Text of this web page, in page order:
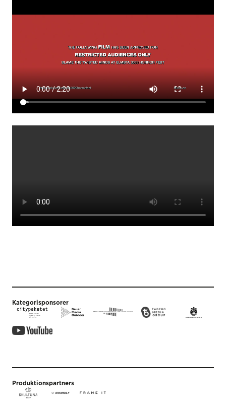
Kategorisponsorer
Produktionspartners